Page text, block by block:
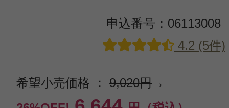
申込番号：06113008
4.2 (5件)
希望小売価格 ： 9,020円→